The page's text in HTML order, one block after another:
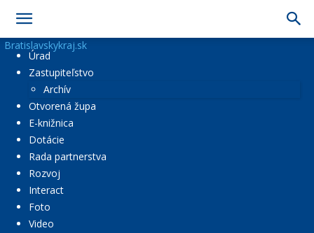
Bratislavskykraj.sk
Úrad
Zastupiteľstvo
Archív
Otvorená župa
E-knižnica
Dotácie
Rada partnerstva
Rozvoj
Interact
Foto
Video